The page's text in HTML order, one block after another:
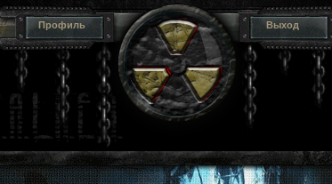
Профиль Выход